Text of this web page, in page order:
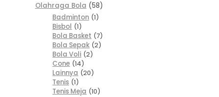
Olahraga Bola
58
Badminton 1
Bisbol 1
Bola Basket 7
Bola Sepak 2
Bola Voli 2
Cone 14
Lainnya 20
Tenis 1
Tenis Meja 10